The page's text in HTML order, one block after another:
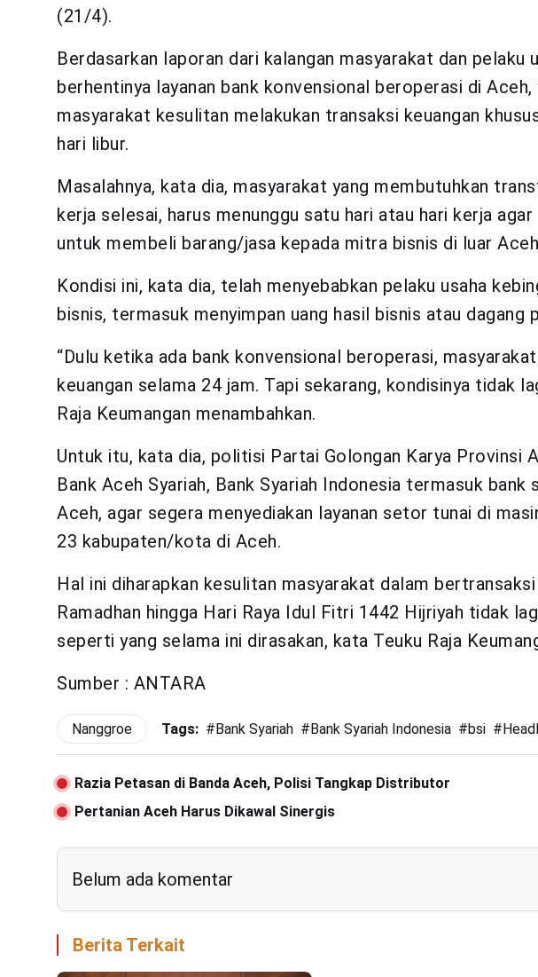
(21/4).
Berdasarkan laporan dari kalangan masyarakat dan pelaku
berhentinya layanan bank konvensional beroperasi di
masyarakat kesulitan melakukan transaksi keuangan
hari libur.
Masalahnya, kata dia, masyarakat yang membutuhkan
kerja selesai, harus menunggu satu hari atau hari kerja
untuk membeli barang/jasa kepada mitra bisnis di luar
Kondisi ini, kata dia, telah menyebabkan pelaku usaha
bisnis, termasuk menyimpan uang hasil bisnis atau dagang
“Dulu ketika ada bank konvensional beroperasi,
keuangan selama 24 jam. Tapi sekarang, kondisinya tidak
Raja Keumangan menambahkan.
Untuk itu, kata dia, politisi Partai Golongan Karya Provinsi
Bank Aceh Syariah, Bank Syariah Indonesia termasuk bank
Aceh, agar segera menyediakan layanan setor tunai di
23 kabupaten/kota di Aceh.
Hal ini diharapkan kesulitan masyarakat dalam
Ramadhan hingga Hari Raya Idul Fitri 1442 Hijriyah tidak
seperti yang selama ini dirasakan, kata Teuku Raja
Sumber : ANTARA
Nanggroe Tags: # Bank Syariah # Bank Syariah Indonesia #bsi #
Razia Petasan di Banda Aceh, Polisi Tangkap Distributor
Pertanian Aceh Harus Dikawal Sinergis
Belum ada komentar
Berita Terkait